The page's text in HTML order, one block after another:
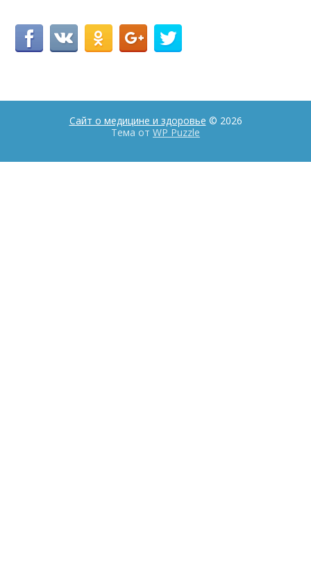
Сайт о медицине и здоровье © 2026
Тема от WP Puzzle